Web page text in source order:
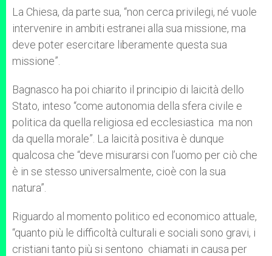
La Chiesa, da parte sua, “non cerca privilegi, né vuole
intervenire in ambiti estranei alla sua missione, ma
deve poter esercitare liberamente questa sua
missione”.
Bagnasco ha poi chiarito il principio di laicità dello
Stato, inteso “come autonomia della sfera civile e
politica da quella religiosa ed ecclesiastica ma non
da quella morale”. La laicità positiva è dunque
qualcosa che “deve misurarsi con l’uomo per ciò che
è in se stesso universalmente, cioè con la sua
natura”.
Riguardo al momento politico ed economico attuale,
“quanto più le difficoltà culturali e sociali sono gravi, i
cristiani tanto più si sentono chiamati in causa per